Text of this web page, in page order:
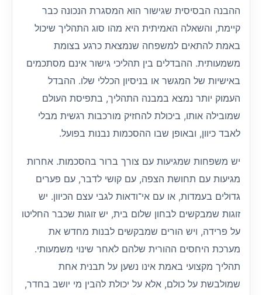
ההבנה הבסיסית שגישור הוא המסגרת הנכונה כבר
קיימת, והשאלה האמיתית היא מהו סוג התהליך שיכול
באמת להתאים למשפחה שנמצאת כרגע בצומת
משמעותית. ההבדלים בין תהליכי גישור אינם מסתכמים
באישיות של המגשר או בניסיון הכללי שלו. ההבדל
העמוק יותר נמצא במבנה התהליך, בתפיסת העולם
שמובילה אותו, ביכולת להחזיק מורכבות רגשית מבלי
לאבד כיוון, ובאופן שבו ההסכמות נבנות בפועל.
יש משפחות שמגיעות עם צורך ברור בהסכמות. אחרות
מגיעות עם תחושת הצפה, עם קושי לדבר, עם פערים
גדולים בעמדות, או עם אי־ודאות לגבי עצם הכיוון. יש
זוגות שמבקשים לבחון שלום בית, יש זוגות שכבר החליטו
על פרידה, ויש הורים שמבקשים לבנות מחדש את
מערכת היחסים ההורית שלהם לאחר שינוי משמעותי.
תהליך מקצועי באמת אינו נשען על תבנית אחת
שמולבשת על כולם, אלא על יכולת להבין מי יושב בחדר,